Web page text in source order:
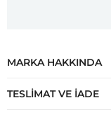
MARKA HAKKINDA
TESLIMAT VE İADE